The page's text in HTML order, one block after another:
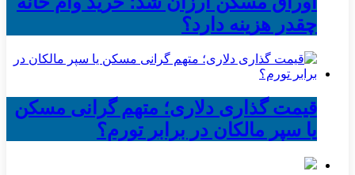
چقدر هزینه دارد؟
قیمت گذاری دلاری؛ متهم گرانی مسکن
یا سپر مالکان در برابر تورم؟